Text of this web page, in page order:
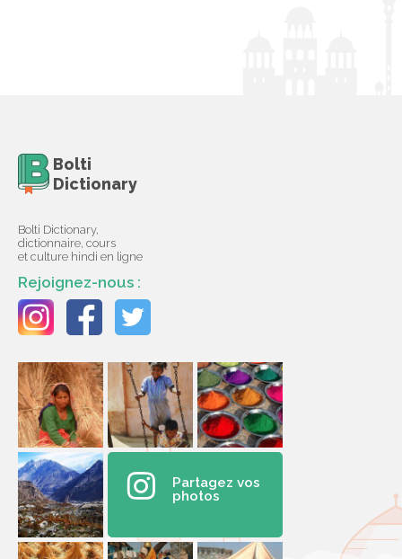
Bolti
Dictionary
Bolti Dictionary,
dictionnaire, cours
et culture hindi en ligne
Rejoignez-nous :
Partagez vos
photos